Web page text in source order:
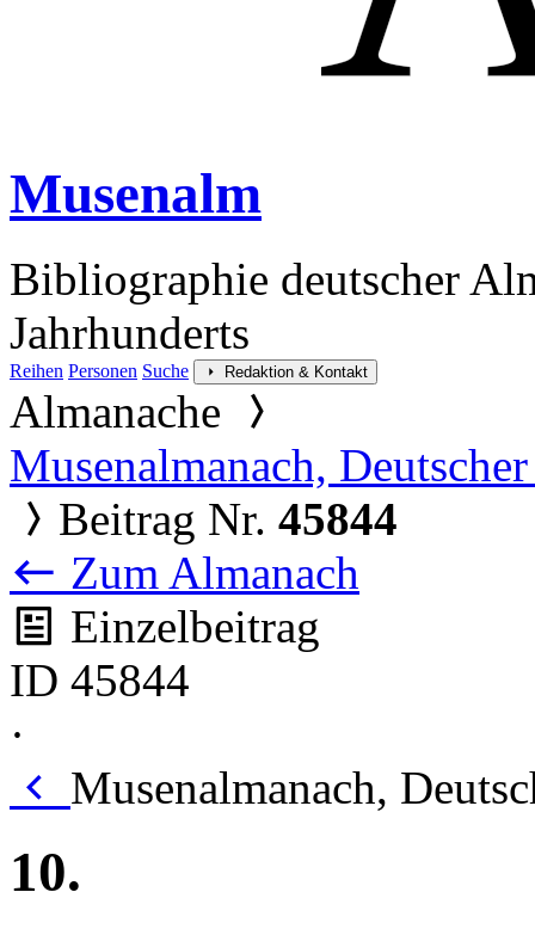
Musenalm
Bibliographie deutscher
Jahrhunderts
Reihen Personen Suche Redaktion & Kontakt
Almanache
Musenalmanach,
Beitrag Nr. 45844
Zum Almanach
Einzelbeitrag
ID 45844
·
Musenalmanach,
10.